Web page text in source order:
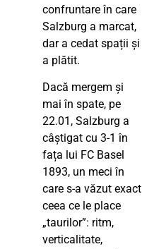
confruntare în care
Salzburg a marcat,
dar a cedat spații și
a plătit.
Dacă mergem și
mai în spate, pe
22.01, Salzburg a
câștigat cu 3-1 în
fața lui FC Basel
1893, un meci în
care s-a văzut exact
ceea ce le place
„taurilor”: ritm,
verticalitate,